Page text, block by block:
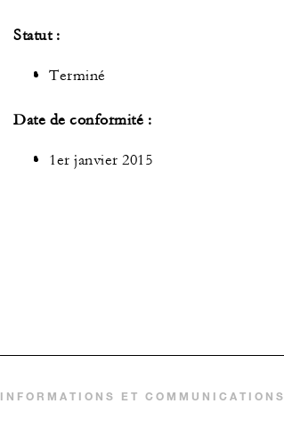
Statut :
Terminé
Date de conformité :
1er janvier 2015
INFORMATIONS ET COMMUNICATIONS